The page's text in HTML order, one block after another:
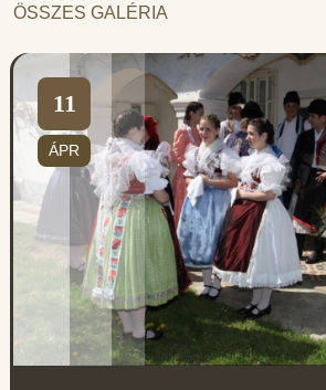
ÖSSZES GALÉRIA
11
ÁPR